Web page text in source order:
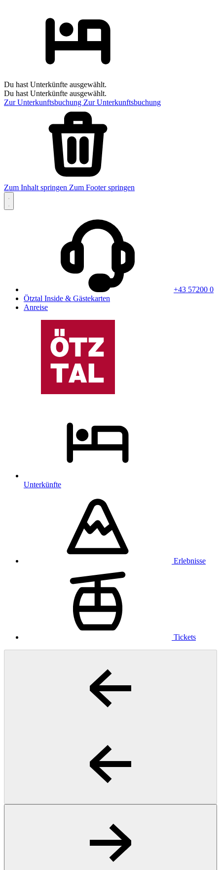
Du hast Unterkünfte ausgewählt.
Du hast Unterkünfte ausgewählt.
Zur Unterkunftsbuchung Zur Unterkunftsbuchung
Zum Inhalt springen Zum Footer springen
+43 57200 0
Ötztal Inside & Gästekarten
Anreise
Unterkünfte
Erlebnisse
Tickets